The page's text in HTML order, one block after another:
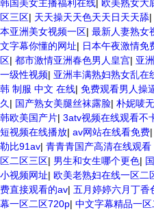
韩国美女主播福利在线| 欧美熟女大
区三区| 天天操天天色天天日天天舔|
本亚洲美女视频一区| 最新人妻熟女
文字幕你懂的网址| 日本午夜激情免
区| 都市激情亚洲春色男人皇宫| 亚
一级性视频| 亚洲丰满熟妇熟女乱在
韩 制服 中文 在线| 免费观看男人操
久 | 国产熟女美腿丝袜露脸| 朴妮唛
韩欧美国产片| 3atv视频在线观看不
短视频在线播放| av网站在线看免费|
勒比91av| 青青青国产高清在线观看
区二区三区| 男生和女生哪个更色|
小视频网址| 欧美老熟妇在线一区二
费直接观看的av| 五月婷婷六月丁香
幕一区二区720p| 中文字幕精品一